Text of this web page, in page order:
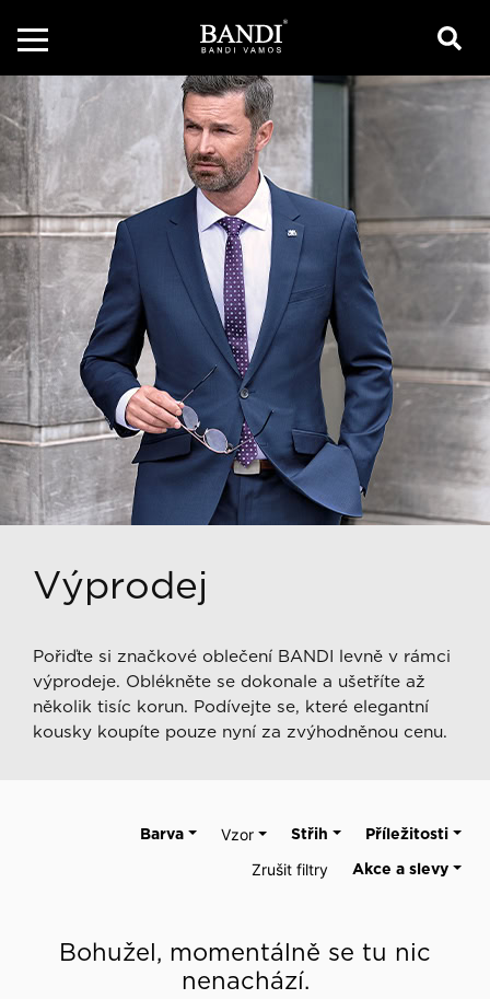
Výprodej
Pořiďte si značkové oblečení BANDI levně v rámci
výprodeje. Oblékněte se dokonale a ušetříte až
několik tisíc korun. Podívejte se, které elegantní
kousky koupíte pouze nyní za zvýhodněnou cenu.
Příležitosti
Střih
Vzor
Barva
Akce a slevy
Zrušit filtry
Bohužel, momentálně se tu nic
nenachází.